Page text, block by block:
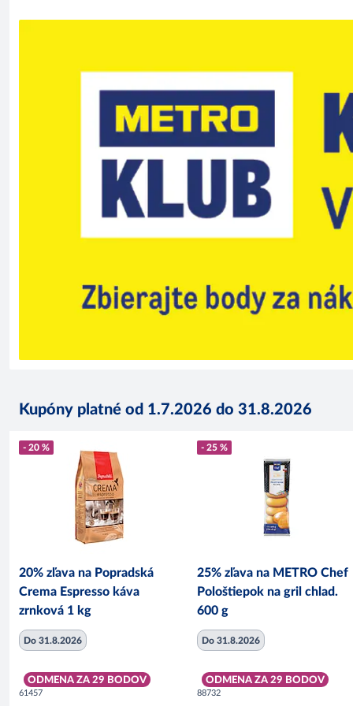
Kupóny platné od 1.7.2026 do 31.8.2026
- 20 %
20% zľava na Popradská
Crema Espresso káva
zrnková 1 kg
Do 31.8.2026
ODMENA ZA 29 BODOV
61457
- 25 %
25% zľava na METRO Chef
Pološtiepok na gril chlad.
600 g
Do 31.8.2026
ODMENA ZA 29 BODOV
88732